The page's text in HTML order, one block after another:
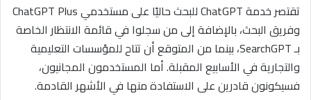
تقتصر خدمة ChatGPT للبحث حاليًا على مستخدمي ChatGPT Plus
وفريق البحث، بالإضافة إلى من سجلوا في قائمة الانتظار الخاصة
بـ SearchGPT، بينما من المتوقع أن تتاح للمؤسسات التعليمية
والتجارية في الأسابيع المقبلة. أما المستخدمون المجانيون،
فسيكونون قادرين على الاستفادة منها في الأشهر القادمة.